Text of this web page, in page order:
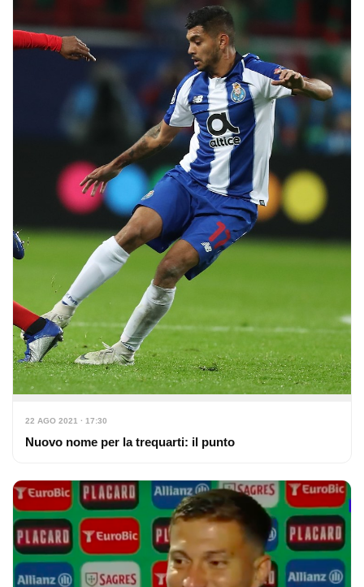
22 AGO 2021 · 17:30
Nuovo nome per la trequarti: il punto